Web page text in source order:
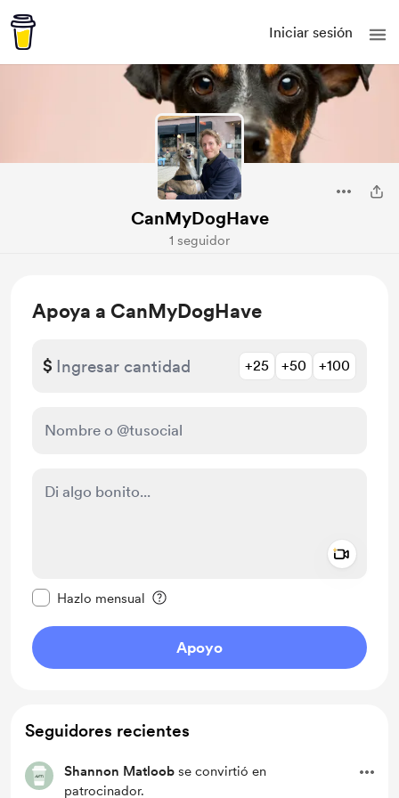
Iniciar sesión
CanMyDogHave
1 seguidor
Apoya a CanMyDogHave
$ +25 +50 +100
Hazlo mensual
Apoyo
Seguidores recientes
Shannon Matloob se convirtió en
patrocinador.